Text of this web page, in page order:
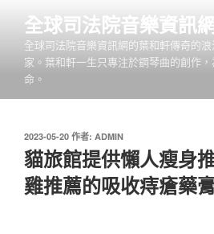
全球司法院音樂資訊網
全球司法院音樂資訊網的葉和軒傳奇的
家。葉和軒一生只專注於鋼琴曲的創作
命。
發
佈
於
2023-05-20 作者: ADMIN
貓旅館提供懶人瘦身
雞推薦的吸收痔瘡藥